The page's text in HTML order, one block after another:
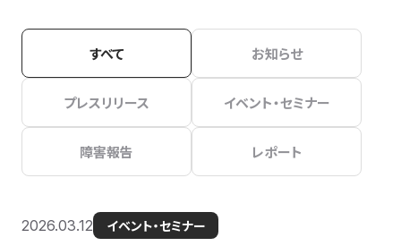
すべて お知らせ
プレスリリース イベント・セミナー
障害報告 レポート
2026.03.12 イベント・セミナー